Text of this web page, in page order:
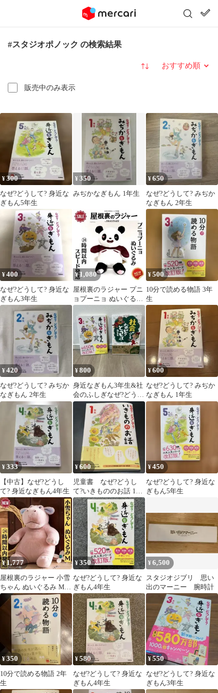
#スタジオポノック の検索結果
販売中のみ表示
並び替え
¥300
なぜ?どうして? 身近な
ぎもん5年生
¥350
みぢかなぎもん 1年生
¥650
なぜ?どうして? みぢか
なぎもん 2年生
¥400
なぜ?どうして? 身近な
ぎもん3年生
¥1,080
屋根裏のラジャー プニ
ョプーニョ ぬいぐるみ
ジブリ スタジオポノッ
ク 映画
¥500
10分で読める物語 3年
生
¥420
なぜ?どうして? みぢか
なぎもん 2年生
¥800
身近なぎもん3年生&社
会のふしぎなぜ?どうし
て? 3年生
¥600
なぜ?どうして? みぢか
なぎもん 1年生
¥333
【中古】なぜ?どうし
て? 身近なぎもん4年生
¥600
児童書 なぜ?どうし
て?いきもののお話 1年
生 朝の読書時間
¥450
なぜ?どうして? 身近な
ぎもん5年生
¥1,777
屋根裏のラジャー 小雪
ちゃん ぬいぐるみ M
ジブリ スタジオポノッ
ク 映画
¥350
なぜ?どうして? 身近な
ぎもん4年生
¥6,500
スタジオジブリ 思い
出のマーニー 腕時計
¥350
10分で読める物語 2年
生
¥580
なぜ?どうして? 身近な
ぎもん4年生
¥550
なぜ?どうして? 身近な
ぎもん3年生